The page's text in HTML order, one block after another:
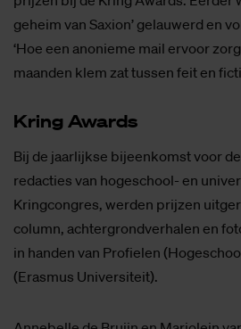
geheim van Saxion’ gelauwerd en
‘Hoe een anonieme mail ervoor
maanden klem zat tussen feit en
Kring Awards
Bij de jaarlijkse bijeenkomst voor
redacties van hogeschool- en
Kringcongres, werden prijzen
column, achtergrondverhalen en
in handen van Profielen
(Erasmus Universiteit).